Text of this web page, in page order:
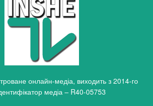
онлайн-медіа, виходить з 2014-го
медіа – R40-05753